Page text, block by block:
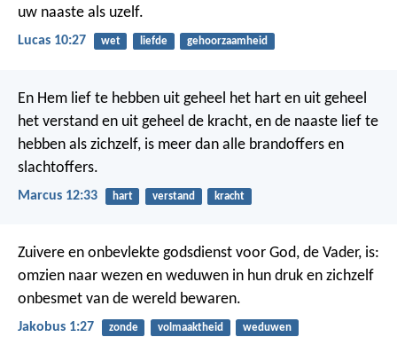
uw naaste als uzelf.
Lucas 10:27 wet liefde gehoorzaamheid
En Hem lief te hebben uit geheel het hart en uit geheel
het verstand en uit geheel de kracht, en de naaste lief te
hebben als zichzelf, is meer dan alle brandoffers en
slachtoffers.
Marcus 12:33 hart verstand kracht
Zuivere en onbevlekte godsdienst voor God, de Vader, is:
omzien naar wezen en weduwen in hun druk en zichzelf
onbesmet van de wereld bewaren.
Jakobus 1:27 zonde volmaaktheid weduwen